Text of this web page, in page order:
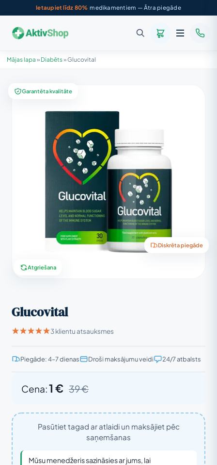
Ietaupiet līdz 80% medikamentiem — Ātra piegāde
Mājas lapa » Diabēts»Glucovital
Garantēta kvalitāte
Diskrēta piegāde
Atgriešana
Glucovital
3 klientu atsauksmes
Piegāde: 4–7 dienas Droši maksājumu veidi 24/7 atbalsts
Cena:1 € 39 €
Pasūtiet tagad ar atlaidi un maksājiet pēc
saņemšanas
Mūsu menedžeris sazināsies ar jums, lai